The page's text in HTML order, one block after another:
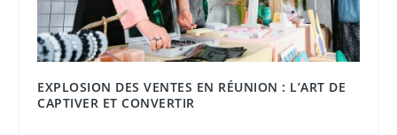
EXPLOSION DES VENTES EN RÉUNION : L’ART DE
CAPTIVER ET CONVERTIR